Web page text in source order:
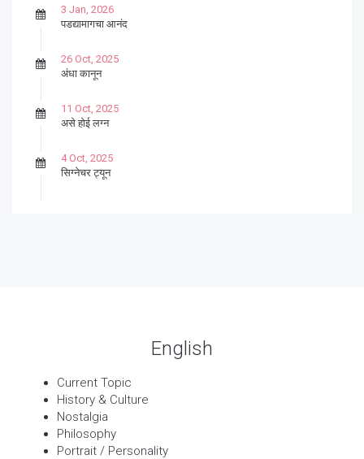
3 Jan, 2026
पडद्यामागचा आनंद
26 Oct, 2025
अंधा कानून
11 Oct, 2025
असे होई लग्न
4 Oct, 2025
सिग्नेचर ट्यून
English
Current Topic
History & Culture
Nostalgia
Philosophy
Portrait / Personality